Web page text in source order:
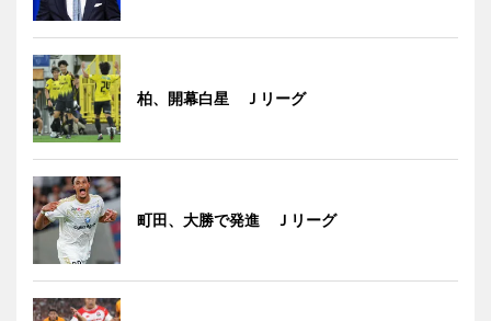
柏、開幕白星 Ｊリーグ
町田、大勝で発進 Ｊリーグ